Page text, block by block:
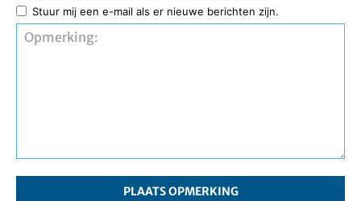
Stuur mij een e-mail als er nieuwe berichten zijn.